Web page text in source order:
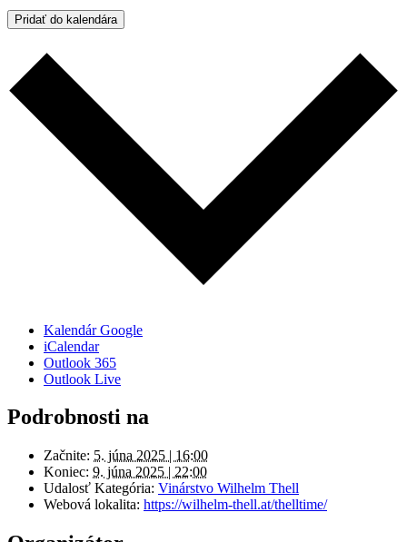
Pridať do kalendára
Kalendár Google
iCalendar
Outlook 365
Outlook Live
Podrobnosti na
Začnite: 5. júna 2025 | 16:00
Koniec: 9. júna 2025 | 22:00
Udalosť Kategória: Vinárstvo Wilhelm Thell
Webová lokalita: https://wilhelm-thell.at/thelltime/